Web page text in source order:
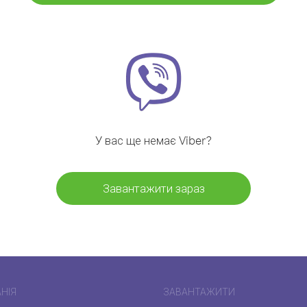
У вас ще немає Viber?
Завантажити зараз
ЗАВАНТАЖИТИ